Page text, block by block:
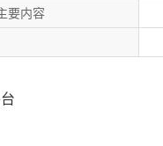
要内容